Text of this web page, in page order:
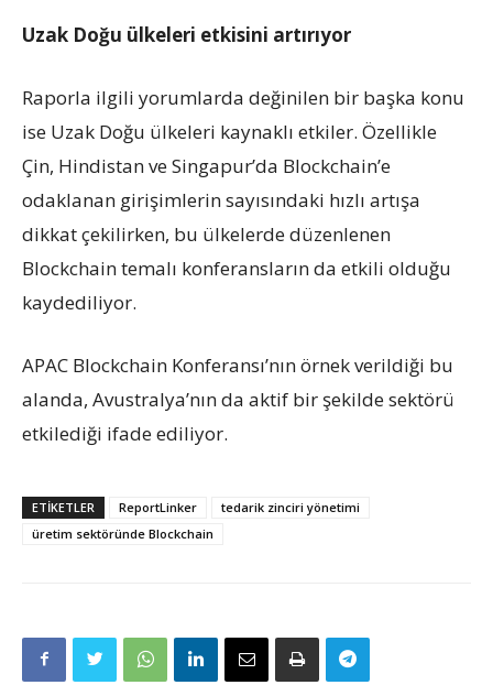
Uzak Doğu ülkeleri etkisini artırıyor
Raporla ilgili yorumlarda değinilen bir başka konu
ise Uzak Doğu ülkeleri kaynaklı etkiler. Özellikle
Çin, Hindistan ve Singapur’da Blockchain’e
odaklanan girişimlerin sayısındaki hızlı artışa
dikkat çekilirken, bu ülkelerde düzenlenen
Blockchain temalı konferansların da etkili olduğu
kaydediliyor.
APAC Blockchain Konferansı’nın örnek verildiği bu
alanda, Avustralya’nın da aktif bir şekilde sektörü
etkilediği ifade ediliyor.
ETIKETLER ReportLinker
tedarik zinciri yönetimi
üretim sektöründe Blockchain